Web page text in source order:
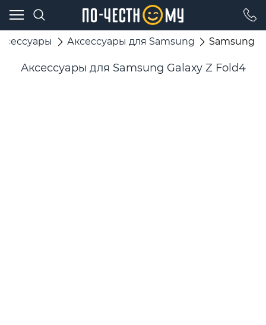
Аксессуары для Samsung Samsung
Аксессуары для Samsung Galaxy Z Fold4